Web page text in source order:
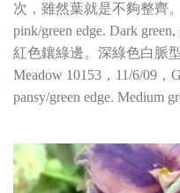
次，雖然葉就是不夠整齊
pink/green edge. Dark
紅色鑲綠邊。深綠色白脈
Meadow 10153，11/6/09，
pansy/green edge. Medium